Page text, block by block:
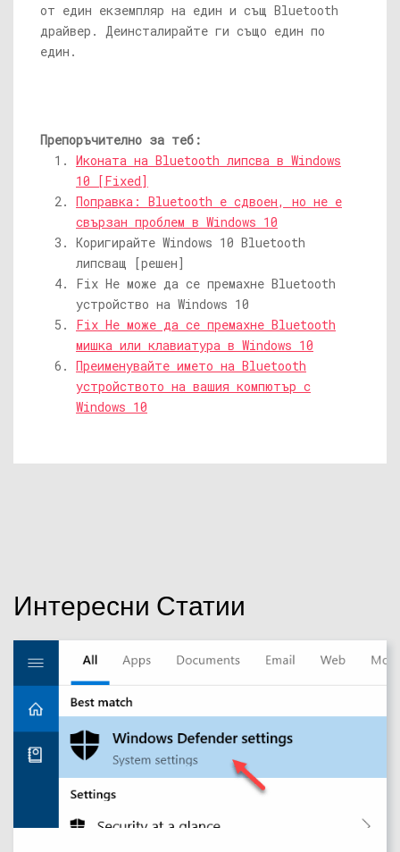
от един екземпляр на един и същ Bluetooth
драйвер. Деинсталирайте ги също един по
един.
Препоръчително за теб:
Иконата на Bluetooth липсва в Windows
10 [Fixed]
Поправка: Bluetooth е сдвоен, но не е
свързан проблем в Windows 10
Коригирайте Windows 10 Bluetooth
липсващ [решен]
Fix Не може да се премахне Bluetooth
устройство на Windows 10
Fix Не може да се премахне Bluetooth
мишка или клавиатура в Windows 10
Преименувайте името на Bluetooth
устройството на вашия компютър с
Windows 10
Интересни Статии